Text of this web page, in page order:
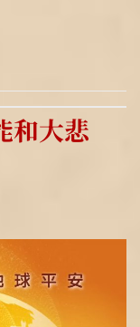
和大悲